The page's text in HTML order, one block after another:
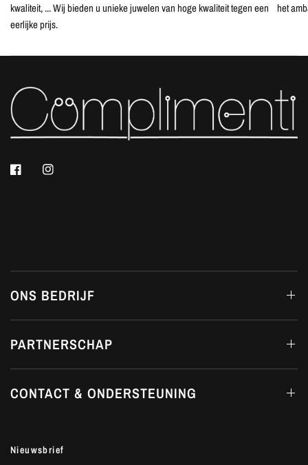
kwaliteit, ... Wij bieden u unieke juwelen van hoge kwaliteit tegen een
eerlijke prijs.
het
ONS BEDRIJF
PARTNERSCHAP
CONTACT & ONDERSTEUNING
Nieuwsbrief